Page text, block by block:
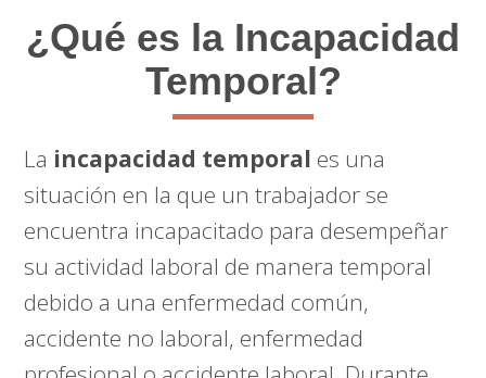
¿Qué es la Incapacidad
Temporal?
La incapacidad temporal es una
situación en la que un trabajador se
encuentra incapacitado para desempeñar
su actividad laboral de manera temporal
debido a una enfermedad común,
accidente no laboral, enfermedad